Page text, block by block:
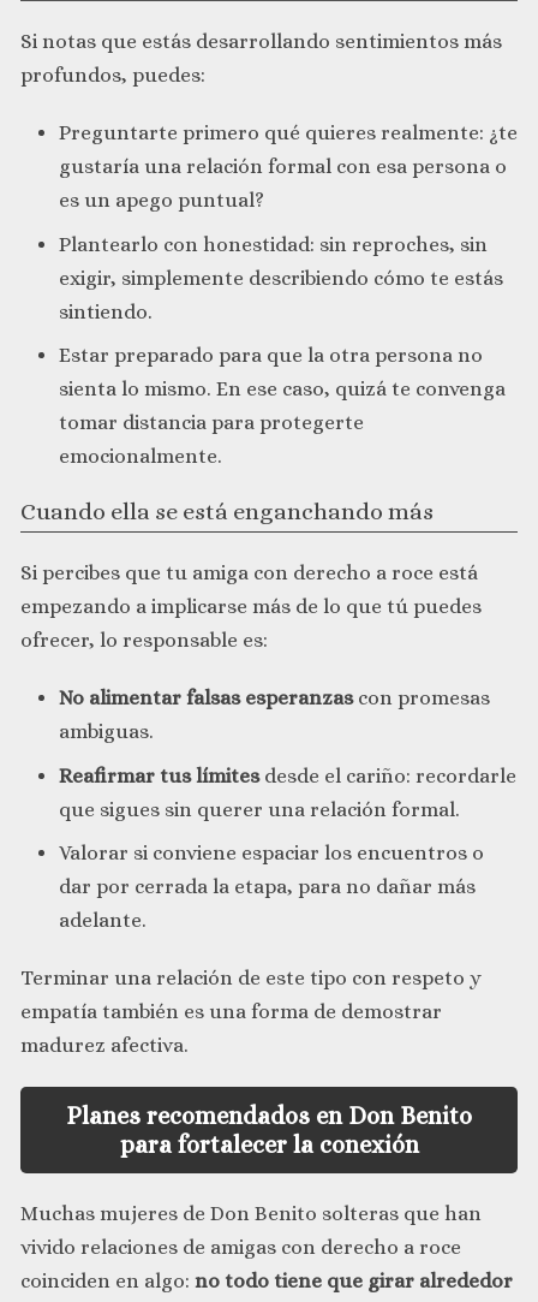
Si notas que estás desarrollando sentimientos más
profundos, puedes:
Preguntarte primero qué quieres realmente: ¿te
gustaría una relación formal con esa persona o
es un apego puntual?
Plantearlo con honestidad: sin reproches, sin
exigir, simplemente describiendo cómo te estás
sintiendo.
Estar preparado para que la otra persona no
sienta lo mismo. En ese caso, quizá te convenga
tomar distancia para protegerte
emocionalmente.
Cuando ella se está enganchando más
Si percibes que tu amiga con derecho a roce está
empezando a implicarse más de lo que tú puedes
ofrecer, lo responsable es:
No alimentar falsas esperanzascon promesas
ambiguas.
Reafirmar tus límitesdesde el cariño: recordarle
que sigues sin querer una relación formal.
Valorar si conviene espaciar los encuentros o
dar por cerrada la etapa, para no dañar más
adelante.
Terminar una relación de este tipo con respeto y
empatía también es una forma de demostrar
madurez afectiva.
Planes recomendados en Don Benito
para fortalecer la conexión
Muchas mujeres de Don Benito solteras que han
vivido relaciones de amigas con derecho a roce
coinciden en algo: no todo tiene que girar alrededor